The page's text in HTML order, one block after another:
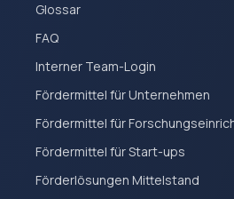
Glossar
FAQ
Interner Team-Login
Fördermittel für Unternehmen
Fördermittel für
Fördermittel für Start-ups
Förderlösungen Mittelstand